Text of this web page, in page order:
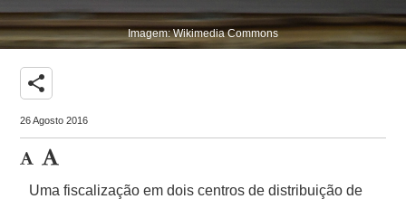
Imagem: Wikimedia Commons
share
26 Agosto 2016
Uma fiscalização em dois centros de distribuição de